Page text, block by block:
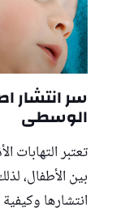
سر انتشار
الوسطى
تعتبر التهابات
بين الأطفال،
انتشارها وكيفية